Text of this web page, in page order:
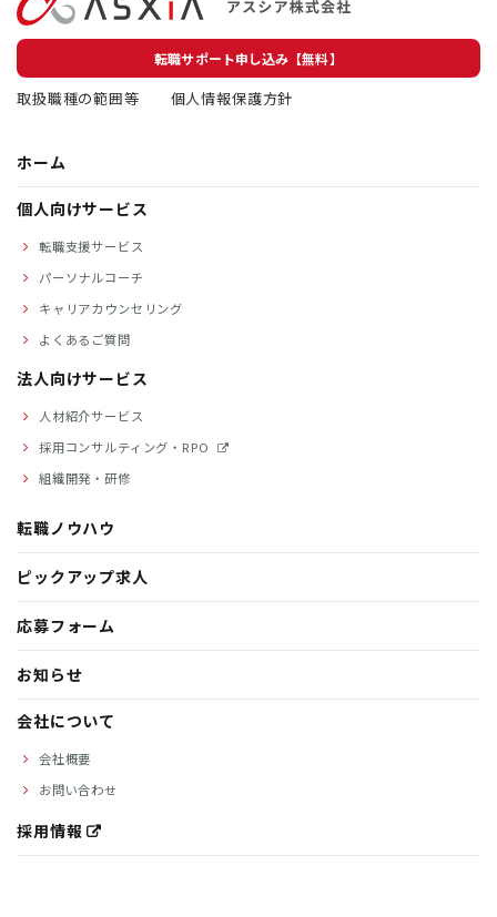
転職サポート申し込み【無料】
取扱職種の範囲等 個人情報保護方針
ホーム
個人向けサービス
転職支援サービス
パーソナルコーチ
キャリアカウンセリング
よくあるご質問
法人向けサービス
人材紹介サービス
採用コンサルティング・RPO
組織開発・研修
転職ノウハウ
ピックアップ求人
応募フォーム
お知らせ
会社について
会社概要
お問い合わせ
採用情報